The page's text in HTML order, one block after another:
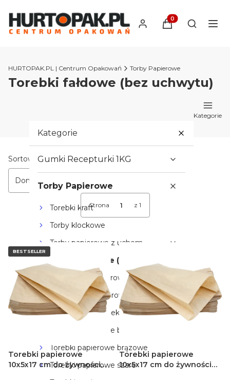
Produkty w
Otwórz
HURTOPAK.PL | Centrum Opakowań Torby Papierowe
Torebki fałdowe (bez uchwytu)
Kategorie
Kategorie
Gumki Recepturki 1KG
Torby Papierowe
Torebki kraft
Torby klockowe
Torby papierowe z uchem
Torebki fałdowe (bez uchwytu)
Małe torby papierowe
Duże torby papierowe
Torby papierowe eko
Torebki papierowe białe
Torebki papierowe brązowe
Torebki papierowe szare
Lista produktów
Sortowanie:
Domyślne
Strona z 1
BESTSELLER
Torebki papierowe
10x5x17 cm do żywności
Torebki papierowe
10x5x17 cm do żywności